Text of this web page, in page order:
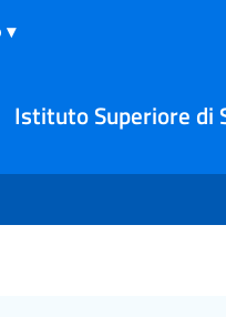
Istituto Superiore di